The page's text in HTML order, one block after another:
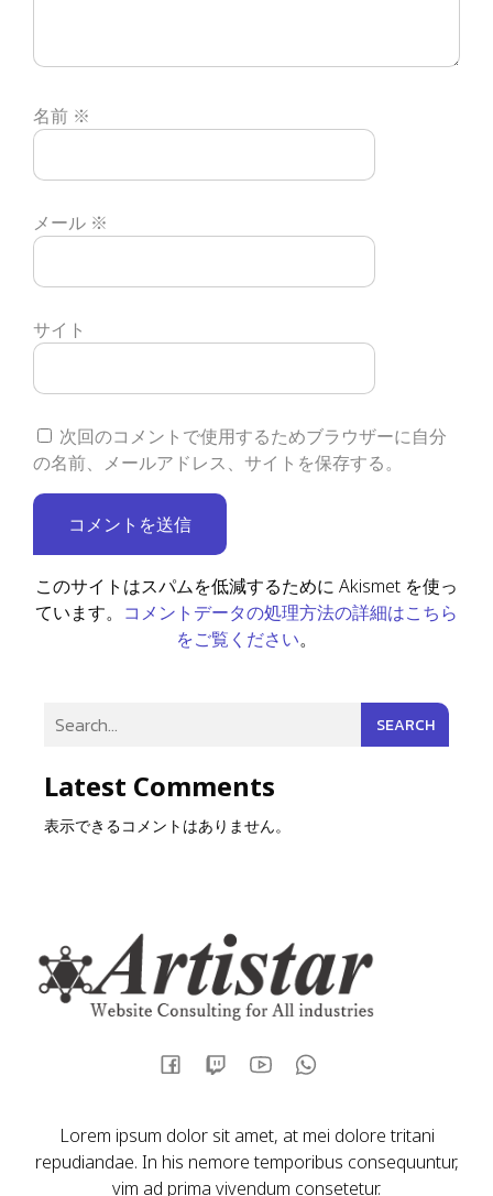
SEARCH
Latest Comments
表示できるコメントはありません。
名前 ※
メール ※
サイト
次回のコメントで使用するためブラウザーに自分
の名前、メールアドレス、サイトを保存する。
このサイトはスパムを低減するために Akismet を使っ
ています。 コメントデータの処理方法の詳細はこちら
をご覧ください。
Lorem ipsum dolor sit amet, at mei dolore tritani
repudiandae. In his nemore temporibus consequuntur,
vim ad prima vivendum consetetur.